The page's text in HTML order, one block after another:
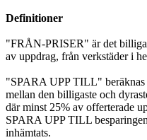
Definitioner
"FRÅN-PRISER" är det
av uppdrag, från verkstäder i
"SPARA UPP TILL" beräknas
mellan den billigaste och
där minst 25% av offerterade
SPARA UPP TILL
inhämtats.